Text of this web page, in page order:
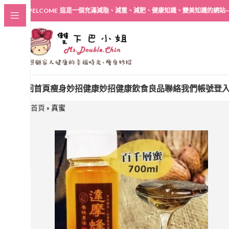
WELCOME 這是一個充滿減脂、減重、減肥、健康知識、變美知識的網站~
回首頁瘦身妙招健康妙招健康飲食良品聯絡我們帳號登
首頁 » 真蜜